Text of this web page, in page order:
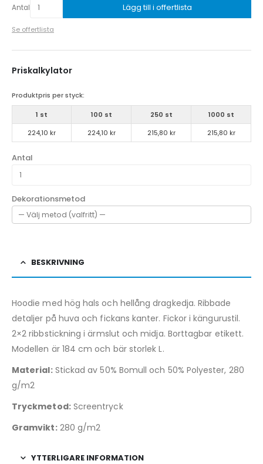
Antal Lägg till i offertlista
Se offertlista
Priskalkylator
Produktpris per styck:
1 st 100 st 250 st
1000 st
224,10 kr
224,10 kr 215,80 kr 215,80 kr
Antal
Dekorationsmetod
BESKRIVNING
Hoodie med hög hals och hellång dragkedja. Ribbade
detaljer på huva och fickans kanter. Fickor i kängurustil.
2×2 ribbstickning i ärmslut och midja. Borttagbar etikett.
Modellen är 184 cm och bär storlek L.
Material:Stickad av 50% Bomull och 50% Polyester, 280
g/m2
Tryckmetod:Screentryck
Gramvikt:280 g/m2
YTTERLIGARE INFORMATION